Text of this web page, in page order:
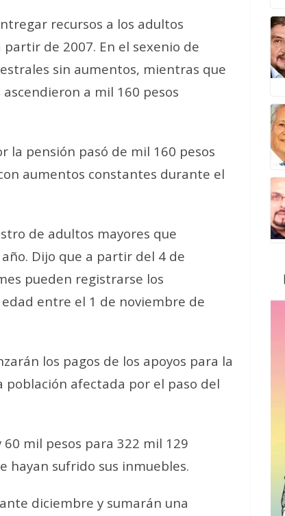
recursos a los adultos
de 2007. En el sexenio de
sin aumentos, mientras que
a mil 160 pesos
la pensión pasó de mil 160 pesos
aumentos constantes durante el
de adultos mayores que
Dijo que a partir del 4 de
pueden registrarse los
entre el 1 de noviembre de
los pagos de los apoyos para la
población afectada por el paso del
mil pesos para 322 mil 129
hayan sufrido sus inmuebles.
diciembre y sumarán una